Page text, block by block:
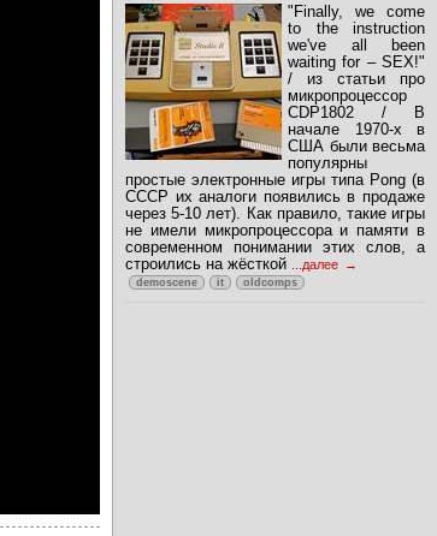
"Finally, we come
to the instruction
we've all been
waiting for – SEX!"
/ из статьи про
микропроцессор
CDP1802 / В
начале 1970-х в
США были весьма
популярны
простые электронные игры типа Pong (в
СССР их аналоги появились в продаже
через 5-10 лет). Как правило, такие игры
не имели микропроцессора и памяти в
современном понимании этих слов, а
строились на жёсткой
...далее
demoscene it oldcomps